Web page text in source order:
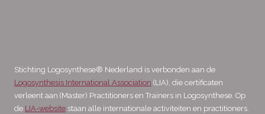
Stichting Logosynthese® Nederland is verbonden aan de
Logosynthesis International Association (LIA), die certificaten
verleent aan (Master) Practitioners en Trainers in Logosynthese. Op
de LIA-website staan alle internationale activiteiten en practitioners.